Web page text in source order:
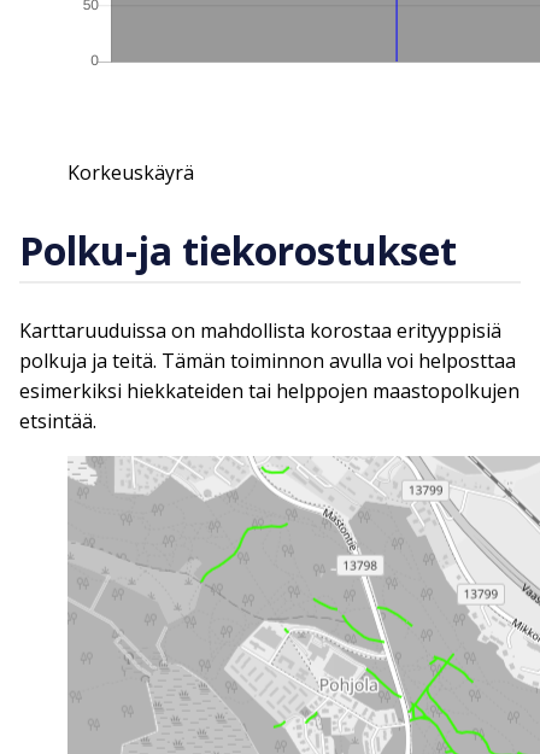
Korkeuskäyrä
Polku-ja tiekorostukset
Karttaruuduissa on mahdollista korostaa erityyppisiä
polkuja ja teitä. Tämän toiminnon avulla voi helposttaa
esimerkiksi hiekkateiden tai helppojen maastopolkujen
etsintää.